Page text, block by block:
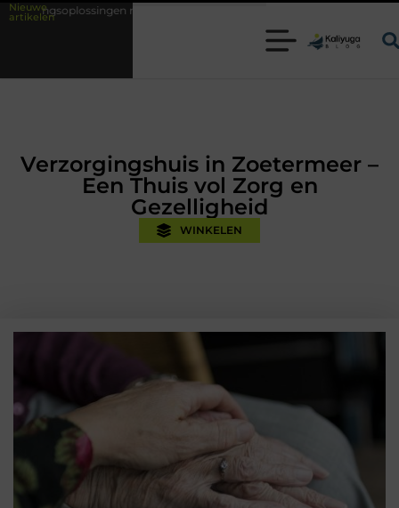
Nieuwe
artikelen
kennis uit de praktijk
Verzorgingshuis in Zoetermeer –
Een Thuis vol Zorg en
Gezelligheid
WINKELEN